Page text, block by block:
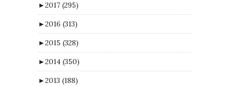
►2017 (295)
►2016 (313)
►2015 (328)
►2014 (350)
►2013 (188)